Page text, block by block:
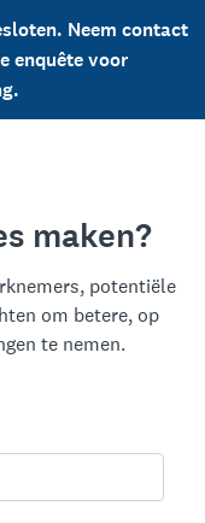
Neem contact
enquête voor
maken?
potentiële
om betere, op
te nemen.